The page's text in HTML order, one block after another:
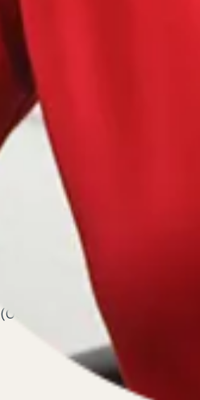
(ООО ЭЛКОМ, ИНН 6670334641,